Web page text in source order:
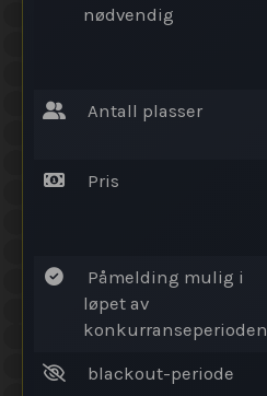
nødvendig
Antall plasser
Pris
Påmelding mulig i
løpet av
konkurranseperioden
blackout-periode